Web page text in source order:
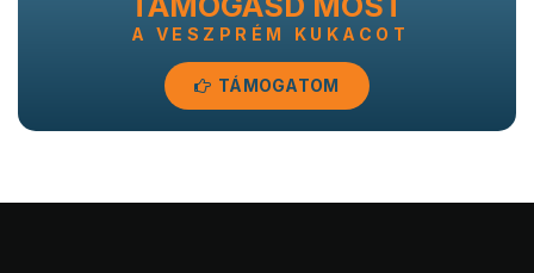
A VESZPRÉM KUKACOT
TÁMOGATOM